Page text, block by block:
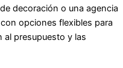
decoración o una agencia
opciones flexibles para
al presupuesto y las